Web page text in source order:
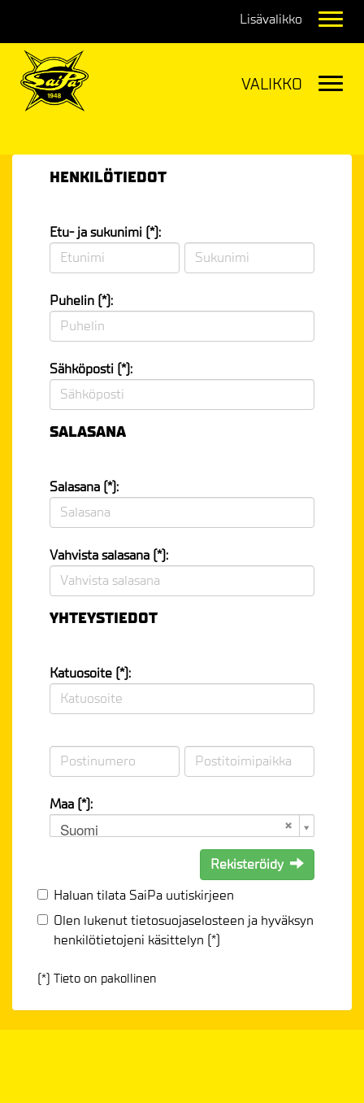
HENKILÖTIEDOT
Etu- ja sukunimi (*):
Puhelin (*):
Sähköposti (*):
SALASANA
Salasana (*):
Vahvista salasana (*):
YHTEYSTIEDOT
Katuosoite (*):
Maa (*):
Suomi
Rekisteröidy
Haluan tilata SaiPa uutiskirjeen
Olen lukenuttietosuojaselosteen ja hyväksyn
henkilötietojeni käsittelyn (*)
(*) Tieto on pakollinen